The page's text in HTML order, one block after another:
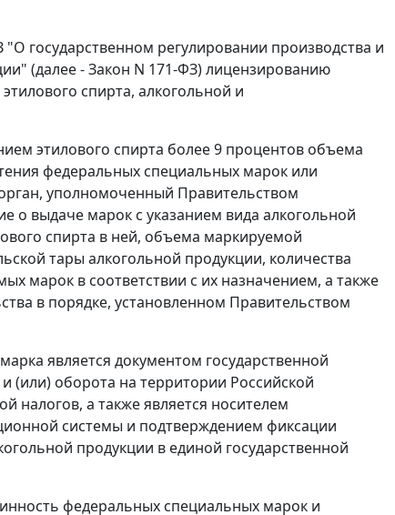
государственном регулировании производства и
(далее - Закон N 171-ФЗ) лицензированию
спирта, алкогольной и
этилового спирта более 9 процентов объема
федеральных специальных марок или
уполномоченный Правительством
о выдаче марок с указанием вида алкогольной
спирта в ней, объема маркируемой
тары алкогольной продукции, количества
марок в соответствии с их назначением, а также
в порядке, установленном Правительством
является документом государственной
(или) оборота на территории Российской
налогов, а также является носителем
системы и подтверждением фиксации
продукции в единой государственной
федеральных специальных марок и